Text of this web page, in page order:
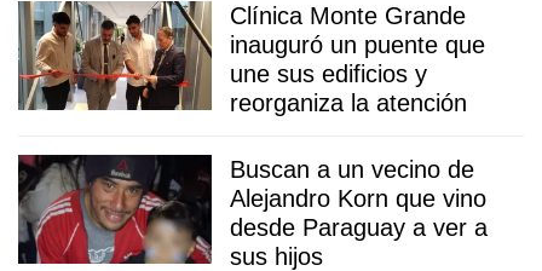
Clínica Monte Grande
inauguró un puente que
une sus edificios y
reorganiza la atención
Buscan a un vecino de
Alejandro Korn que vino
desde Paraguay a ver a
sus hijos